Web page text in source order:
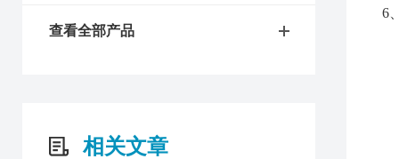
查看全部产品
相关文章
6